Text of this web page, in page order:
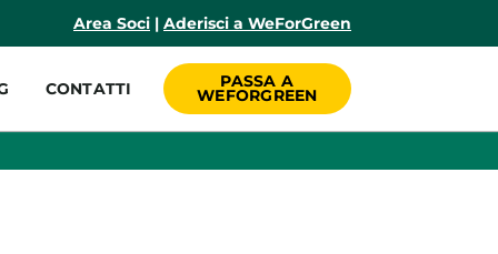
Area Soci | Aderisci a WeForGreen
CONTATTI
PASSA A
WEFORGREEN